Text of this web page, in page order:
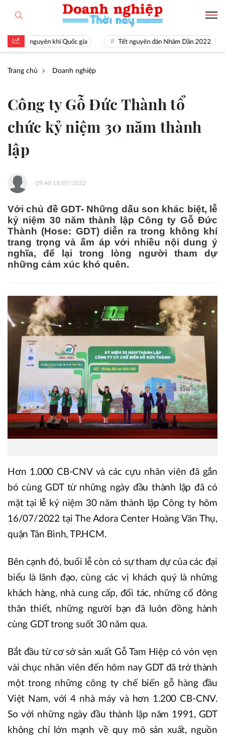
là nguyên khí Quốc gia Tết nguyên đán Nhâm Dần 2022
Trang chủ Doanh nghiệp
Công ty Gỗ Đức Thành tổ
chức kỷ niệm 30 năm thành
lập
09:40 18/07/2022
Với chủ đề GDT- Những dấu son khác biệt, lễ
kỷ niệm 30 năm thành lập Công ty Gỗ Đức
Thành (Hose: GDT) diễn ra trong không khí
trang trọng và ấm áp với nhiều nội dung ý
nghĩa, để lại trong lòng người tham dự
những cảm xúc khó quên.
Hơn 1.000 CB-CNV và các cựu nhân viên đã gắn
bó cùng GDT từ những ngày đầu thành lập đã có
mặt tại lễ kỷ niệm 30 năm thành lập Công ty hôm
16/07/2022 tại The Adora Center Hoàng Văn Thụ,
quận Tân Bình, TP.HCM.
Bên cạnh đó, buổi lễ còn có sự tham dự của các đại
biểu là lãnh đạo, cùng các vị khách quý là những
khách hàng, nhà cung cấp, đối tác, những cổ đông
thân thiết, những người bạn đã luôn đồng hành
cùng GDT trong suốt 30 năm qua.
Bắt đầu từ cơ sở sản xuất Gỗ Tam Hiệp có vỏn vẹn
vài chục nhân viên đến hôm nay GDT đã trở thành
một trong những công ty chế biến gỗ hàng đầu
Việt Nam, với 4 nhà máy và hơn 1.200 CB-CNV.
So với những ngày đầu thành lập năm 1991, GDT
không chỉ lớn mạnh về quy mô sản xuất, nguồn